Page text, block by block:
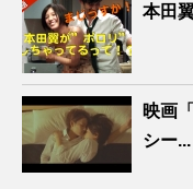
本田
映画
シー...